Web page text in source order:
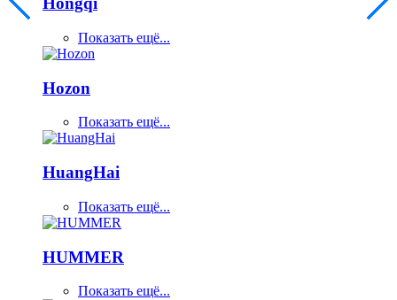
Показать ещё...
Hozon
Показать ещё...
HuangHai
Показать ещё...
HUMMER
Показать ещё...